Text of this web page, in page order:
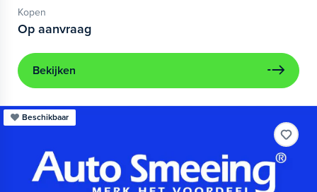
Kopen
Op aanvraag
Bekijken
Beschikbaar